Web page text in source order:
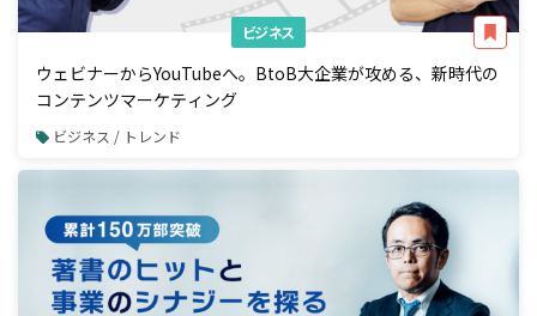
ビジネス
ウェビナーからYouTubeへ。BtoB大企業が攻める、新時代の
コンテンツマーケティング
ビジネス / トレンド